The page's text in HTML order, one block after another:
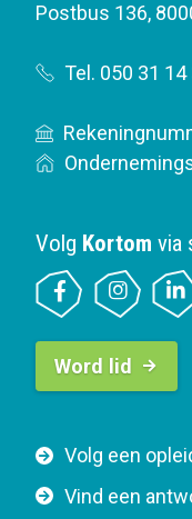
Postbus 136,
Tel. 050 31 14
F
o
Volg een
Vind een
Volg Kortom via
B
t
o
n
Word lid